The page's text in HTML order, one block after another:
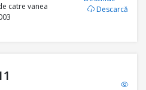
catre vanea
Descarcă